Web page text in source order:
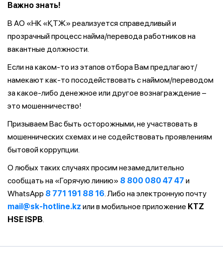
Важно знать!
В АО «НК «ҚТЖ» реализуется справедливый и
прозрачный процесс найма/перевода работников на
вакантные должности.
Если на каком-то из этапов отбора Вам предлагают/
намекают как-то посодействовать с наймом/переводом
за какое-либо денежное или другое вознаграждение –
это мошенничество!
Призываем Вас быть осторожными, не участвовать в
мошеннических схемах и не содействовать проявлениям
бытовой коррупции.
О любых таких случаях просим незамедлительно
сообщать на «Горячую линию» 8 800 080 47 47 и
WhatsApp 8 771 191 88 16. Либо на электронную почту
mail@sk-hotline.kz или в мобильное приложение KTZ
HSE ISPB.